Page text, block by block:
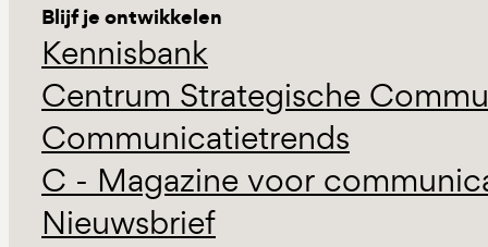
Blijf je ontwikkelen
Kennisbank
Centrum Strategische
Communicatietrends
C - Magazine voor
Nieuwsbrief